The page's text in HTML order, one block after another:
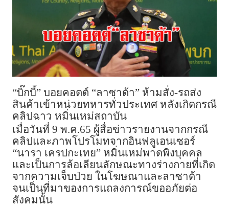
“บิ๊กบี้” บอยคอตต์ “ลาซาด้า” ห้ามสั่ง-รถส่ง
สินค้าเข้าหน่วยทหารทั่วประเทศ หลังเกิดกรณี
คลิปฉาว หมิ่นเหม่สถาบัน
เมื่อวันที่ 9 พ.ค.65 ผู้สื่อข่าวรายงานจากกรณี
คลิปและภาพโปรโมทจากอินฟลูเอนเซอร์
“นารา เครปกะเทย” หมิ่นเหม่พาดพิงบุคคล
และเป็นการล้อเลียนลักษณะทางร่างกายที่เกิด
จากความเจ็บป่วย ในโฆษณาและลาซาด้า
จนเป็นที่มาของการแถลงการณ์ขออภัยต่อ
สังคมนั้น